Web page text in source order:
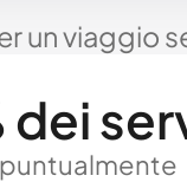
un viaggio
dei